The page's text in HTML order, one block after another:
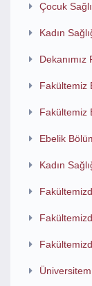
Çocuk
Kadın
Dekanımız
Fakültemiz
Fakültemiz
Ebelik
Kadın